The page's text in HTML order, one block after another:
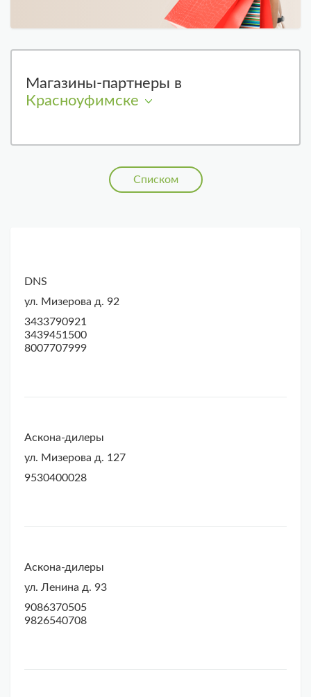
Магазины-партнеры в
Красноуфимске
Списком
DNS
ул. Мизерова д. 92
3433790921
3439451500
8007707999
Аскона-дилеры
ул. Мизерова д. 127
9530400028
Аскона-дилеры
ул. Ленина д. 93
9086370505
9826540708